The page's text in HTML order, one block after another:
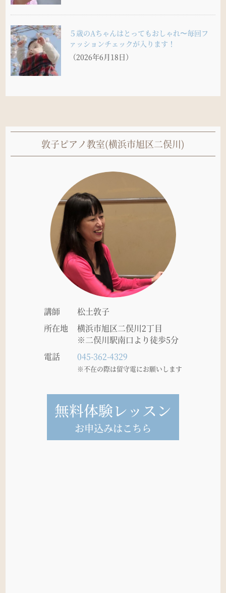
５歳のAちゃんはとってもおしゃれ〜毎回フ
ァッションチェックが入ります！
（2026年6月18日）
敦子ピアノ教室(横浜市旭区二俣川)
講師
松土敦子
所在地
横浜市旭区二俣川2丁目
※二俣川駅南口より徒歩5分
電話
045-362-4329
※不在の際は留守電にお願いします
無料体験レッスン
お申込みはこちら